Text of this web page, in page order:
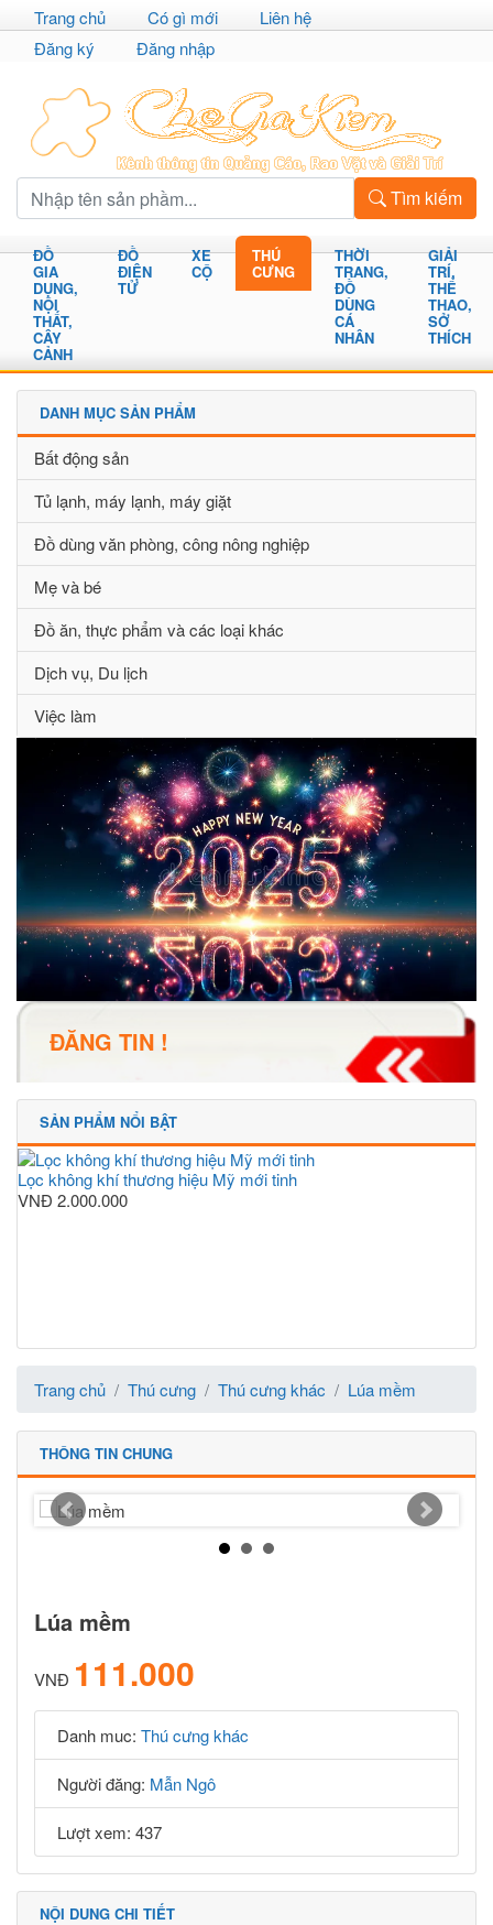
Trang chủ Có gì mới
Liên hệ
Đăng ký
Đăng nhập
Tìm kiếm
ĐỒ
GIA
DỤNG,
NỘI
THẤT,
CÂY
CẢNH
ĐỒ
ĐIỆN
TỬ
XE
CỘ
THÚ
CƯNG
THỜI
TRANG,
ĐỒ
DÙNG
CÁ
NHÂN
GIẢI
TRÍ,
THỂ
THAO,
SỞ
THÍCH
DANH MỤC SẢN PHẨM
Bất động sản
Tủ lạnh, máy lạnh, máy giặt
Đồ dùng văn phòng, công nông nghiệp
Mẹ và bé
Đồ ăn, thực phẩm và các loại khác
Dịch vụ, Du lịch
Việc làm
ĐĂNG TIN !
SẢN PHẨM NỔI BẬT
Lọc không khí thương hiệu Mỹ mới tinh
VNĐ 2.000.000
Trang chủ Thú cưng Thú cưng khác Lúa mềm
THÔNG TIN CHUNG
Lúa mềm
VNĐ 111.000
Danh muc: Thú cưng khác
Người đăng: Mẫn Ngô
Lượt xem: 437
NỘI DUNG CHI TIẾT